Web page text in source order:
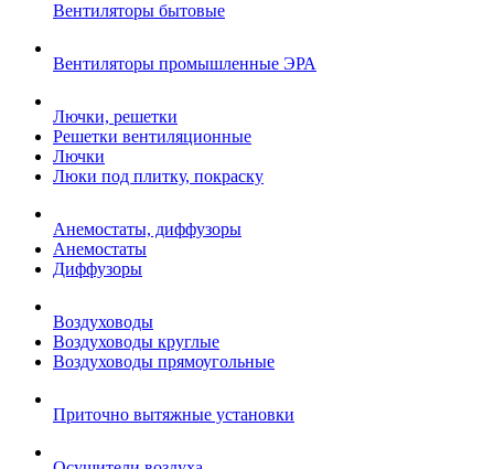
Вентиляторы бытовые
Вентиляторы промышленные ЭРА
Лючки, решетки
Решетки вентиляционные
Лючки
Люки под плитку, покраску
Анемостаты, диффузоры
Анемостаты
Диффузоры
Воздуховоды
Воздуховоды круглые
Воздуховоды прямоугольные
Приточно вытяжные установки